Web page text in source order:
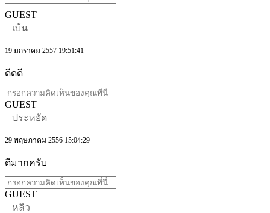
GUEST
เบ้น
19 มกราคม 2557 19:51:41
ดีดดี
GUEST
ประหยัด
29 พฤษภาคม 2556 15:04:29
ดีมากครับ
GUEST
หลิว